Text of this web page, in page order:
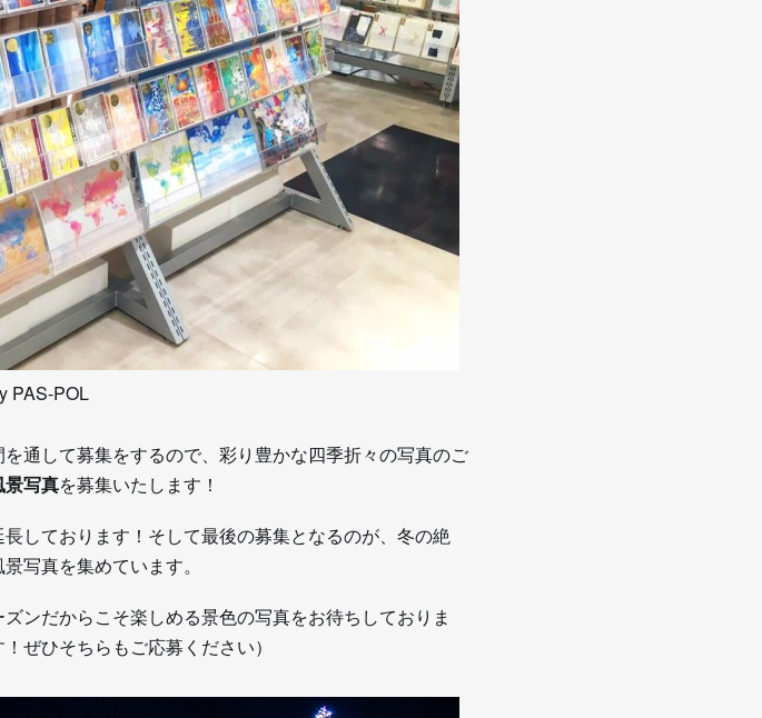
PAS-POL
通して募集をするので、彩り豊かな四季折々の写真のご
景写真を募集いたします！
しております！そして最後の募集となるのが、冬の絶
写真を集めています。
ンだからこそ楽しめる景色の写真をお待ちしておりま
ぜひそちらもご応募ください）